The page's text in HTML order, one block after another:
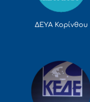
ΔΕΥΑ Κορίνθου